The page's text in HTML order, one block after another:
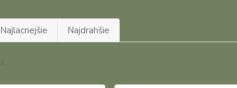
Najlacnejšie Najdrahšie